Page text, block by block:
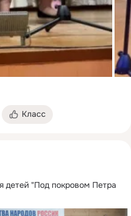
Класс
детей "Под покровом Петра